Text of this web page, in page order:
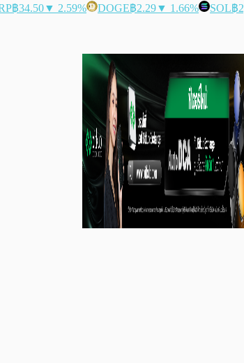
฿34.50▼ 2.59% DOGE฿2.29▼ 1.66% SOL฿